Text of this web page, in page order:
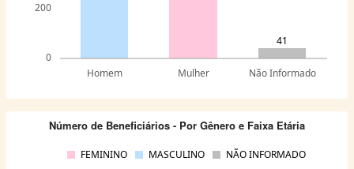
41
0
200
Homem Mulher Não Informado
Número de Beneficiários - Por Gênero e Faixa Etária
FEMININO MASCULINO NÃO INFORMADO